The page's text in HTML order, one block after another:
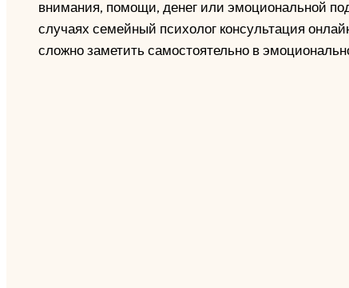
внимания, помощи, денег или эмоциональной
случаях семейный психолог консультация
сложно заметить самостоятельно в